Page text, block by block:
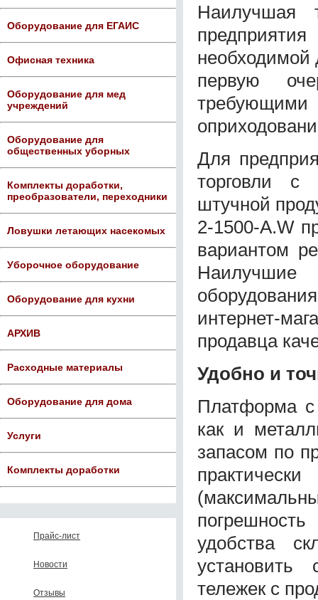
Оборудование для ЕГАИС
Офисная техника
Оборудование для мед
учреждений
Оборудование для
общественных уборных
Комплекты доработки,
преобразователи, переходники
Ловушки летающих насекомых
Уборочное оборудование
Оборудование для кухни
АРХИВ
Расходные материалы
Оборудование для дома
Услуги
Комплекты доработки
Прайс-лист
Новости
Отзывы
Наилучшая
необходимой
первую
Для
торговли с
штучной
2-1500-A.W
вариантом
интернет-
продавца
Удобно и
Платформа
как и
запасом по
удобства
установить
тележек с